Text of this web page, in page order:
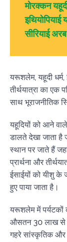
मोरक्कन
इथियोपियाई
सीरियाई अरब
यरूशलेम, यहूदी धर्म,
तीर्थयात्रा का एक
साथ भूराजनीतिक
यहूदियों को आने वाले
डालते देखा जाता है
स्थान पर जाते हैं
प्रार्थना और
ईसाईयों को यीशु
हुए पाया जाता है।
यरूशलेम में
औसतन 30 लाख से
गहरे सांस्कृतिक और